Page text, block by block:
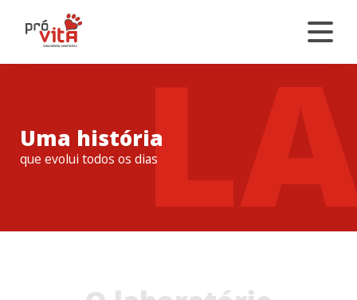
Uma história
que evolui todos os dias